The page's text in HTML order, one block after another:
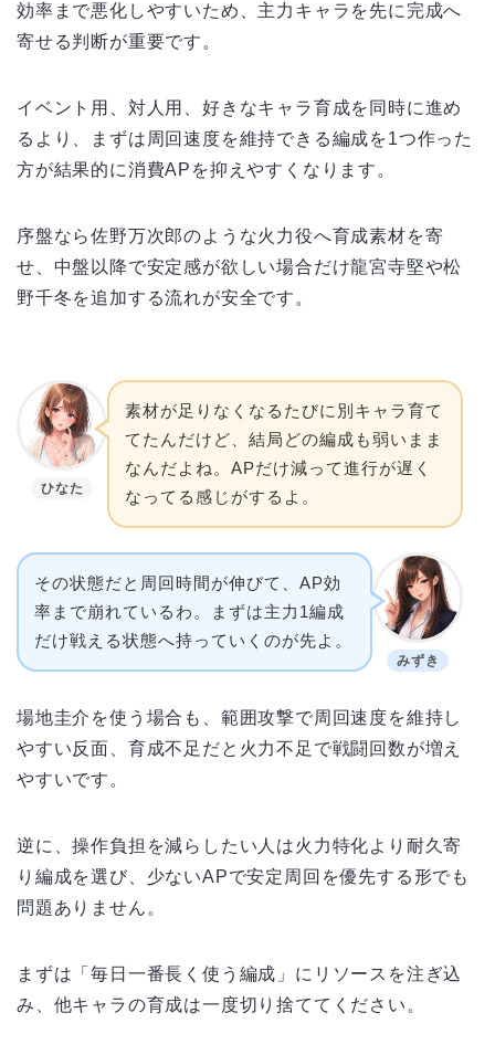
効率まで悪化しやすいため、主力キャラを先に完成へ
寄せる判断が重要です。
イベント用、対人用、好きなキャラ育成を同時に進め
るより、まずは周回速度を維持できる編成を1つ作った
方が結果的に消費APを抑えやすくなります。
序盤なら佐野万次郎のような火力役へ育成素材を寄
せ、中盤以降で安定感が欲しい場合だけ龍宮寺堅や松
野千冬を追加する流れが安全です。
ひなた
素材が足りなくなるたびに別キャラ育て
てたんだけど、結局どの編成も弱いまま
なんだよね。APだけ減って進行が遅く
なってる感じがするよ。
みずき
その状態だと周回時間が伸びて、AP効
率まで崩れているわ。まずは主力1編成
だけ戦える状態へ持っていくのが先よ。
場地圭介を使う場合も、範囲攻撃で周回速度を維持し
やすい反面、育成不足だと火力不足で戦闘回数が増え
やすいです。
逆に、操作負担を減らしたい人は火力特化より耐久寄
り編成を選び、少ないAPで安定周回を優先する形でも
問題ありません。
まずは「毎日一番長く使う編成」にリソースを注ぎ込
み、他キャラの育成は一度切り捨ててください。